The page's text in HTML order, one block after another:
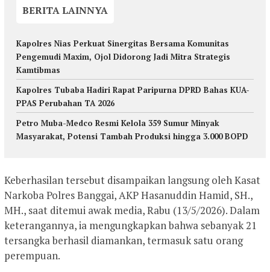
BERITA LAINNYA
Kapolres Nias Perkuat Sinergitas Bersama Komunitas
Pengemudi Maxim, Ojol Didorong Jadi Mitra Strategis
Kamtibmas
Kapolres Tubaba Hadiri Rapat Paripurna DPRD Bahas KUA-
PPAS Perubahan TA 2026
Petro Muba-Medco Resmi Kelola 359 Sumur Minyak
Masyarakat, Potensi Tambah Produksi hingga 3.000 BOPD
Keberhasilan tersebut disampaikan langsung oleh Kasat
Narkoba Polres Banggai, AKP Hasanuddin Hamid, SH.,
MH., saat ditemui awak media, Rabu (13/5/2026). Dalam
keterangannya, ia mengungkapkan bahwa sebanyak 21
tersangka berhasil diamankan, termasuk satu orang
perempuan.